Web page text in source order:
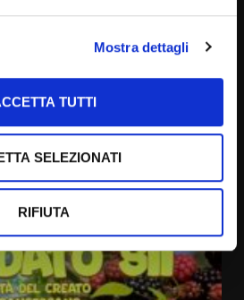
Mostra dettagli
TUTTI
SELEZIONATI
RIFIUTA